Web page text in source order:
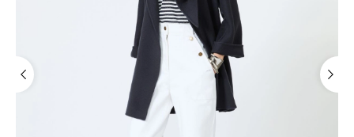
Login
ACCEDI CON GOOGLE
ACCEDI CON FACEBOOK